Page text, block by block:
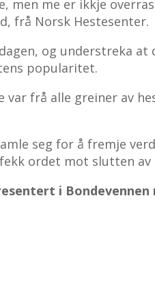
men me er ikkje
frå Norsk Hestesenter.
og understreka
popularitet.
var frå alle greiner av
seg for å fremje
ordet mot slutten av
i Bondevennen